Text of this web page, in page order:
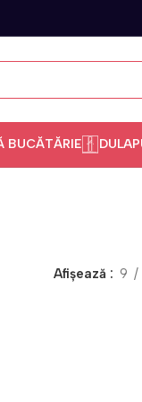
BUCĂTĂRIE
Afișează 9